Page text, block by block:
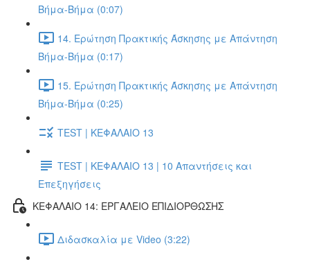
Βήμα-Βήμα (0:07)
14. Ερώτηση Πρακτικής Άσκησης με Απάντηση
Βήμα-Βήμα (0:17)
15. Ερώτηση Πρακτικής Άσκησης με Απάντηση
Βήμα-Βήμα (0:25)
TEST | ΚΕΦΑΛΑΙΟ 13
TEST | ΚΕΦΑΛΑΙΟ 13 | 10 Απαντήσεις και
Επεξηγήσεις
ΚΕΦΑΛΑΙΟ 14: ΕΡΓΑΛΕΙΟ ΕΠΙΔΙΟΡΘΩΣΗΣ
Διδασκαλία με Video (3:22)